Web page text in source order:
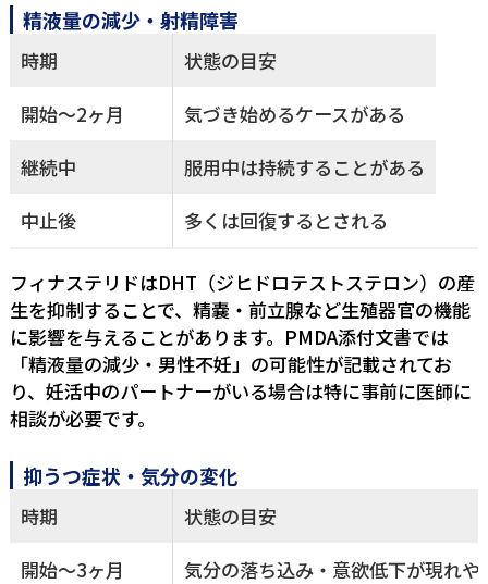
精液量の減少・射精障害
時期
状態の目安
開始〜2ヶ月
気づき始めるケースがある
継続中
服用中は持続することがある
中止後
多くは回復するとされる
フィナステリドはDHT（ジヒドロテストステロン）の産
生を抑制することで、精嚢・前立腺など生殖器官の機能
に影響を与えることがあります。PMDA添付文書では
「精液量の減少・男性不妊」の可能性が記載されてお
り、妊活中のパートナーがいる場合は特に事前に医師に
相談が必要です。
抑うつ症状・気分の変化
時期
状態の目安
開始〜3ヶ月
気分の落ち込み・意欲低下が現れや